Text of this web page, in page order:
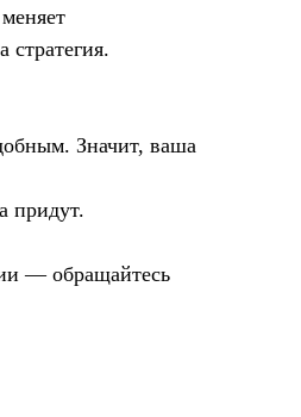
Значит, ваша
придут.
— обращайтесь